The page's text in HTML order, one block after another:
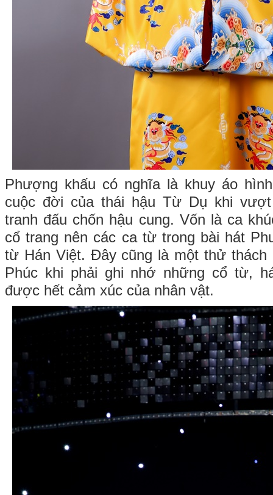
Phượng khấu có nghĩa là khuy áo
cuộc đời của thái hậu Từ Dụ khi
tranh đấu chốn hậu cung. Vốn là ca
cổ trang nên các ca từ trong bài hát
từ Hán Việt. Đây cũng là một thử
Phúc khi phải ghi nhớ những cổ từ,
được hết cảm xúc của nhân vật.